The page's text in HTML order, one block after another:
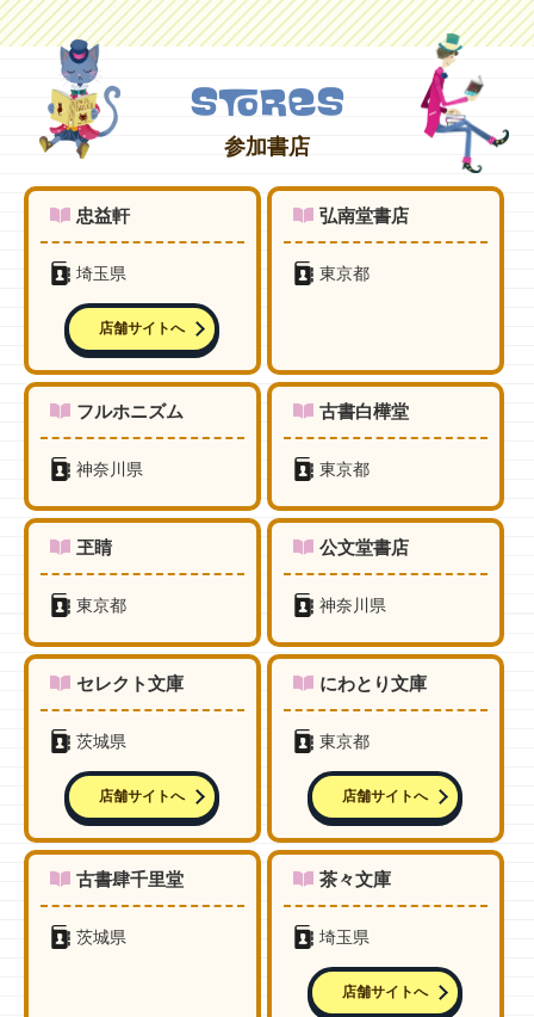
参加書店
忠益軒
埼玉県
店舗サイトへ
弘南堂書店
東京都
フルホニズム
神奈川県
古書白樺堂
東京都
玊睛
東京都
公文堂書店
神奈川県
セレクト文庫
茨城県
店舗サイトへ
にわとり文庫
東京都
店舗サイトへ
古書肆千里堂
茨城県
茶々文庫
埼玉県
店舗サイトへ